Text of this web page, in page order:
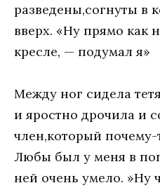
разведены,согнуты в
вверх. «Ну прямо как
кресле, — подумал я»
Между ног сидела
и яростно дрочила и
член,который почему-
Любы был у меня в
ней очень умело. »Ну